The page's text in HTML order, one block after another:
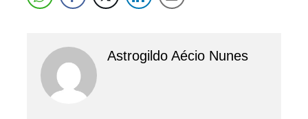
Astrogildo Aécio Nunes